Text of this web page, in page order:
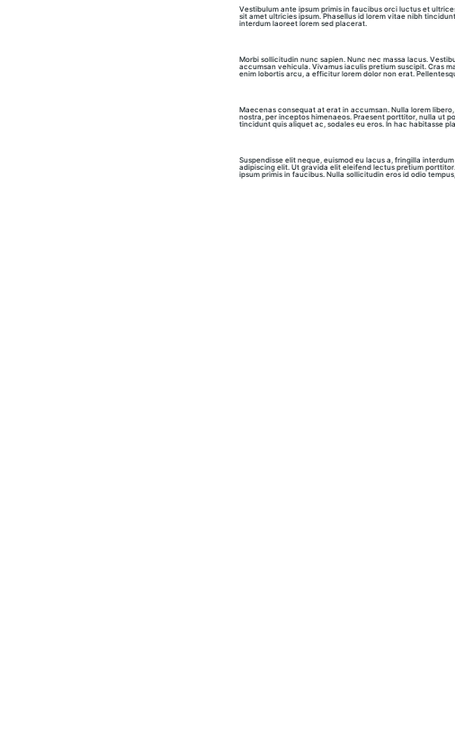
Vestibulum ante ipsum primis in faucibus orci luctus et
sit amet ultricies ipsum. Phasellus id lorem vitae nibh
interdum laoreet lorem sed placerat.
Morbi sollicitudin nunc sapien. Nunc nec massa lacus.
accumsan vehicula. Vivamus iaculis pretium suscipit. Cras
enim lobortis arcu, a efficitur lorem dolor non erat.
Maecenas consequat at erat in accumsan. Nulla lorem
nostra, per inceptos himenaeos. Praesent porttitor, nulla ut
tincidunt quis aliquet ac, sodales eu eros. In hac habitasse
Suspendisse elit neque, euismod eu lacus a, fringilla
adipiscing elit. Ut gravida elit eleifend lectus pretium
ipsum primis in faucibus. Nulla sollicitudin eros id odio